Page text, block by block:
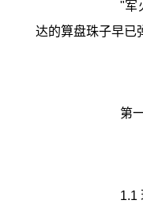
"军
达的算盘珠子早已
第
1.1